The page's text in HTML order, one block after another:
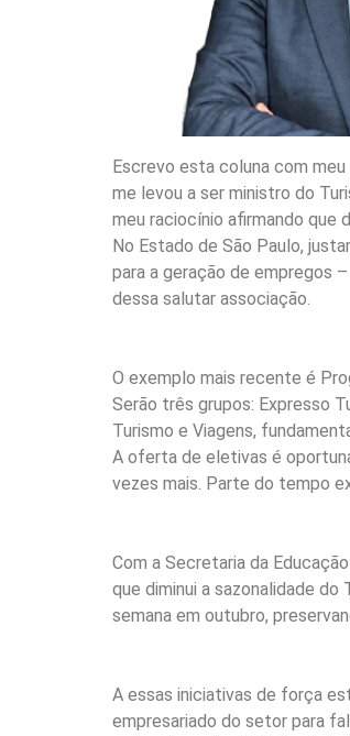
Escrevo esta coluna com
me levou a ser ministro do
meu raciocínio afirmando que
No Estado de São Paulo,
para a geração de empregos
dessa salutar associação.
O exemplo mais recente é
Serão três grupos: Expresso
Turismo e Viagens,
A oferta de eletivas é
vezes mais. Parte do tempo
Com a Secretaria da
que diminui a sazonalidade
semana em outubro,
A essas iniciativas de força
empresariado do setor para